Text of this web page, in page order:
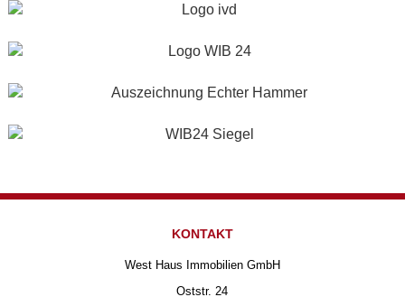
KONTAKT
West Haus Immobilien GmbH
Oststr. 24